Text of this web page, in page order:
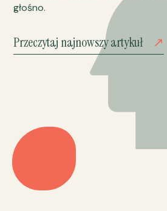
głośno.
Przeczytaj najnowszy artykuł ↗